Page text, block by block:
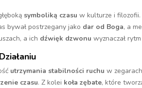
symboliką czasu w kulturze i filozofii.
bywał postrzegany jako dar od Boga, a
a ich dźwięk dzwonu wyznaczał
utrzymania stabilności ruchu w
czasu. Z kolei koła zębate, które